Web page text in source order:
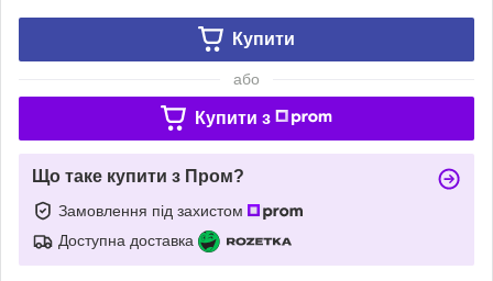
Купити
або
Купити з
Що таке купити з Пром?
Замовлення під захистом
Доступна доставка